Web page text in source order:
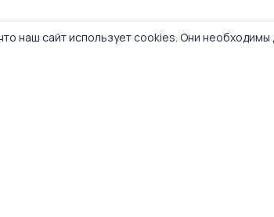
наш сайт использует cookies. Они необходимы